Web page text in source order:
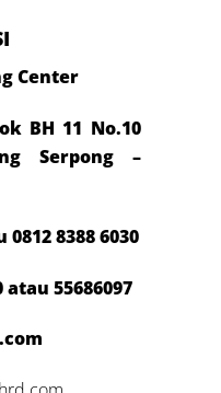
Center
BH 11 No.10
Serpong –
0812 8388 6030
atau 55686097